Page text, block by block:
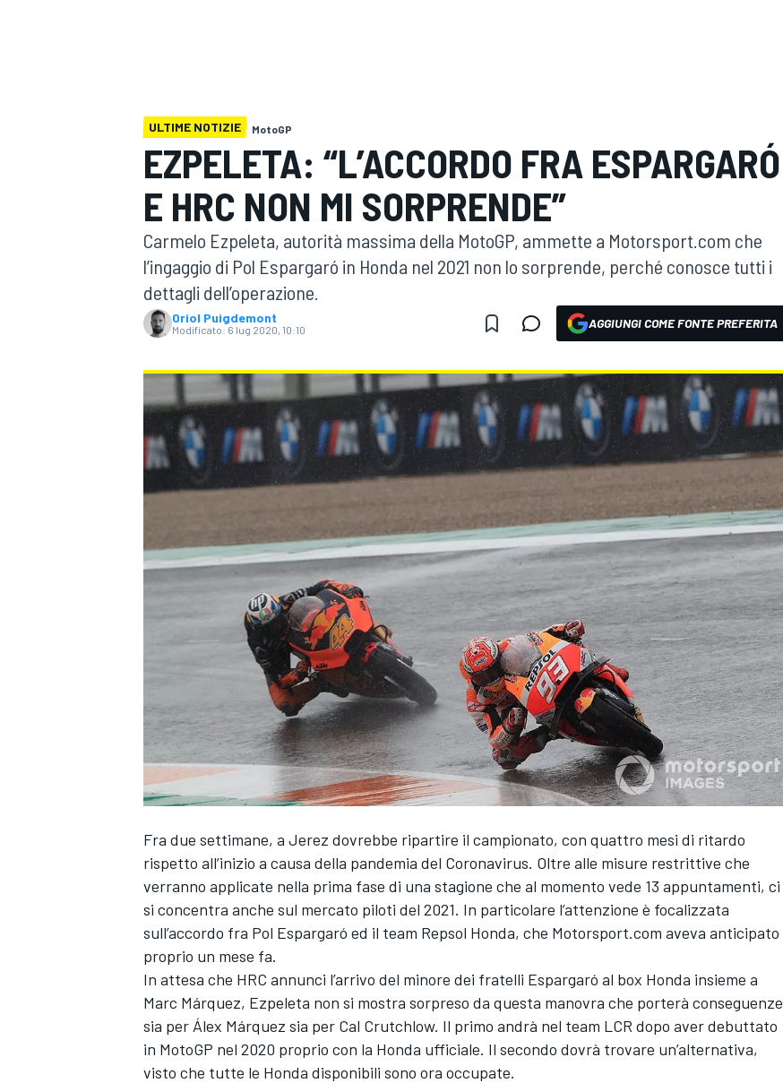
WRC
MONOPOSTO
ULTIME NOTIZIE MotoGP
EZPELETA: “L’ACCORDO FRA ESPARGARÓ
E HRC NON MI SORPRENDE”
Carmelo Ezpeleta, autorità massima della MotoGP, ammette a Motorsport.com che
l’ingaggio di Pol Espargaró in Honda nel 2021 non lo sorprende, perché conosce tutti i
dettagli dell’operazione.
Oriol Puigdemont
Modificato: 6 lug 2020, 10:10 AGGIUNGI COME FONTE PREFERITA
Fra due settimane, a Jerez dovrebbe ripartire il campionato, con quattro mesi di ritardo
rispetto all’inizio a causa della pandemia del Coronavirus. Oltre alle misure restrittive che
verranno applicate nella prima fase di una stagione che al momento vede 13 appuntamenti, ci
si concentra anche sul mercato piloti del 2021. In particolare l’attenzione è focalizzata
sull’accordo fra Pol Espargaró ed il team Repsol Honda, che Motorsport.com aveva anticipato
proprio un mese fa.
In attesa che HRC annunci l’arrivo del minore dei fratelli Espargaró al box Honda insieme a
Marc Márquez, Ezpeleta non si mostra sorpreso da questa manovra che porterà conseguenze
sia per Álex Márquez sia per Cal Crutchlow. Il primo andrà nel team LCR dopo aver debuttato
in MotoGP nel 2020 proprio con la Honda ufficiale. Il secondo dovrà trovare un’alternativa,
visto che tutte le Honda disponibili sono ora occupate.